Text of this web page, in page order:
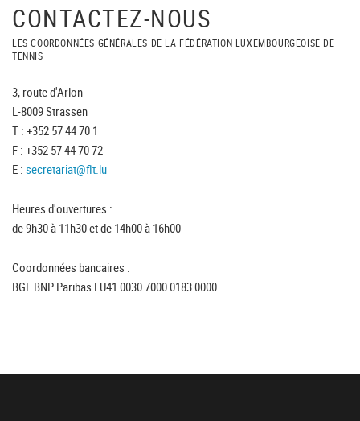
CONTACTEZ-NOUS
LES COORDONNÉES GÉNÉRALES DE LA FÉDÉRATION LUXEMBOURGEOISE DE
TENNIS
3, route d'Arlon
L-8009 Strassen
T : +352 57 44 70 1
F : +352 57 44 70 72
E : secretariat@flt.lu
Heures d'ouvertures :
de 9h30 à 11h30 et de 14h00 à 16h00
Coordonnées bancaires :
BGL BNP Paribas LU41 0030 7000 0183 0000